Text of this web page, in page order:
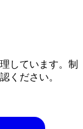
しています。制
ください。